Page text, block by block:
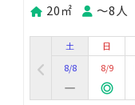
20㎡
〜8人
土
8/8
日
8/9